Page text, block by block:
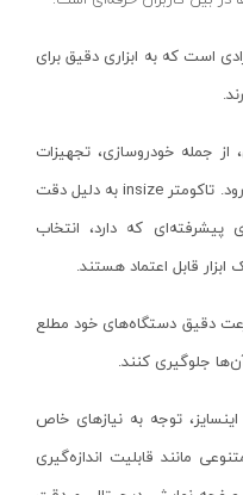
است که به ابزاری دقیق برای
از جمله خودروسازی، تجهیزات
تاکومتر insizeبه دلیل دقت
که دارد، انتخاب
قابل اعتماد هستند.
دقیق دستگاه‌های خود مطلع
جلوگیری کنند.
توجه به نیازهای خاص
مانند قابلیت اندازه‌گیری